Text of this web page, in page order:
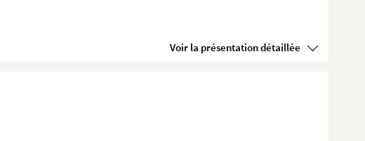
Voir la présentation détaillée